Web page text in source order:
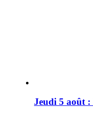
Jeudi 5 août